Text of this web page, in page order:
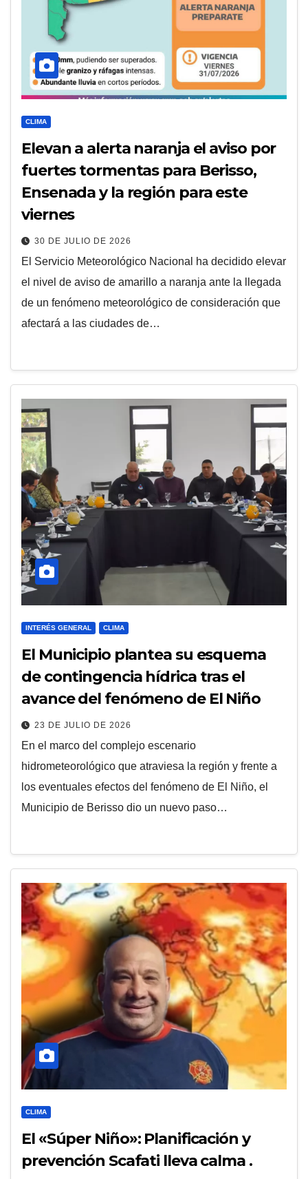
CLIMA
Elevan a alerta naranja el aviso por
fuertes tormentas para Berisso,
Ensenada y la región para este
viernes
30 DE JULIO DE 2026
El Servicio Meteorológico Nacional ha decidido elevar
el nivel de aviso de amarillo a naranja ante la llegada
de un fenómeno meteorológico de consideración que
afectará a las ciudades de…
INTERÉS GENERAL CLIMA
El Municipio plantea su esquema
de contingencia hídrica tras el
avance del fenómeno de El Niño
23 DE JULIO DE 2026
En el marco del complejo escenario
hidrometeorológico que atraviesa la región y frente a
los eventuales efectos del fenómeno de El Niño, el
Municipio de Berisso dio un nuevo paso…
CLIMA
El «Súper Niño»: Planificación y
prevención Scafati lleva calma .